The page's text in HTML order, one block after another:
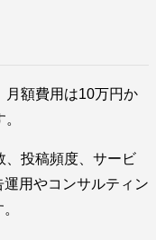
月額費用は10万円か
、投稿頻度、サービ
用やコンサルティン